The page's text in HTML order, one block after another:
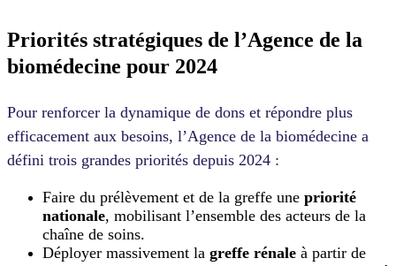
Priorités stratégiques de l’Agence de la
biomédecine pour 2024
Pour renforcer la dynamique de dons et répondre plus
efficacement aux besoins, l’Agence de la biomédecine a
défini trois grandes priorités depuis 2024 :
Faire du prélèvement et de la greffe une priorité
nationale, mobilisant l’ensemble des acteurs de la
chaîne de soins.
Déployer massivement la greffe rénale à partir de